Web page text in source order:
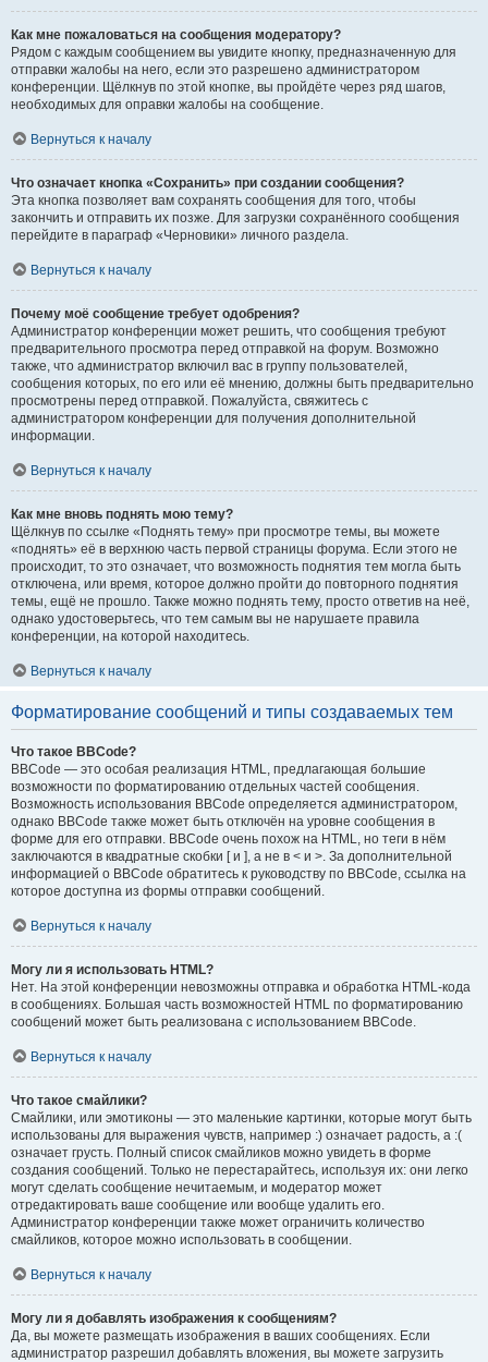
Как мне пожаловаться на сообщения модератору?
Рядом с каждым сообщением вы увидите кнопку, предназначенную для
отправки жалобы на него, если это разрешено администратором
конференции. Щёлкнув по этой кнопке, вы пройдёте через ряд шагов,
необходимых для оправки жалобы на сообщение.
Вернуться к началу
Что означает кнопка «Сохранить» при создании сообщения?
Эта кнопка позволяет вам сохранять сообщения для того, чтобы
закончить и отправить их позже. Для загрузки сохранённого сообщения
перейдите в параграф «Черновики» личного раздела.
Вернуться к началу
Почему моё сообщение требует одобрения?
Администратор конференции может решить, что сообщения требуют
предварительного просмотра перед отправкой на форум. Возможно
также, что администратор включил вас в группу пользователей,
сообщения которых, по его или её мнению, должны быть предварительно
просмотрены перед отправкой. Пожалуйста, свяжитесь с
администратором конференции для получения дополнительной
информации.
Вернуться к началу
Как мне вновь поднять мою тему?
Щёлкнув по ссылке «Поднять тему» при просмотре темы, вы можете
«поднять» её в верхнюю часть первой страницы форума. Если этого не
происходит, то это означает, что возможность поднятия тем могла быть
отключена, или время, которое должно пройти до повторного поднятия
темы, ещё не прошло. Также можно поднять тему, просто ответив на неё,
однако удостоверьтесь, что тем самым вы не нарушаете правила
конференции, на которой находитесь.
Вернуться к началу
Форматирование сообщений и типы создаваемых тем
Что такое BBCode?
BBCode — это особая реализация HTML, предлагающая большие
возможности по форматированию отдельных частей сообщения.
Возможность использования BBCode определяется администратором,
однако BBCode также может быть отключён на уровне сообщения в
форме для его отправки. BBCode очень похож на HTML, но теги в нём
заключаются в квадратные скобки [ и ], а не в < и >. За дополнительной
информацией о BBCode обратитесь к руководству по BBCode, ссылка на
которое доступна из формы отправки сообщений.
Вернуться к началу
Могу ли я использовать HTML?
Нет. На этой конференции невозможны отправка и обработка HTML-кода
в сообщениях. Большая часть возможностей HTML по форматированию
сообщений может быть реализована с использованием BBCode.
Вернуться к началу
Что такое смайлики?
Смайлики, или эмотиконы — это маленькие картинки, которые могут быть
использованы для выражения чувств, например :) означает радость, а :(
означает грусть. Полный список смайликов можно увидеть в форме
создания сообщений. Только не перестарайтесь, используя их: они легко
могут сделать сообщение нечитаемым, и модератор может
отредактировать ваше сообщение или вообще удалить его.
Администратор конференции также может ограничить количество
смайликов, которое можно использовать в сообщении.
Вернуться к началу
Могу ли я добавлять изображения к сообщениям?
Да, вы можете размещать изображения в ваших сообщениях. Если
администратор разрешил добавлять вложения, вы можете загрузить